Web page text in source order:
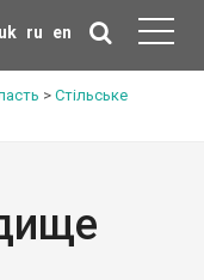
uk ru en
> Стільське